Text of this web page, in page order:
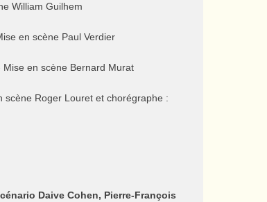
William Guilhem
en scène Paul Verdier
Mise en scène Bernard Murat
scène Roger Louret et chorégraphe :
Daive Cohen, Pierre-François